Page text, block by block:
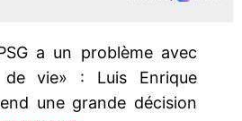
a un problème avec
de vie» : Luis Enrique
une grande décision